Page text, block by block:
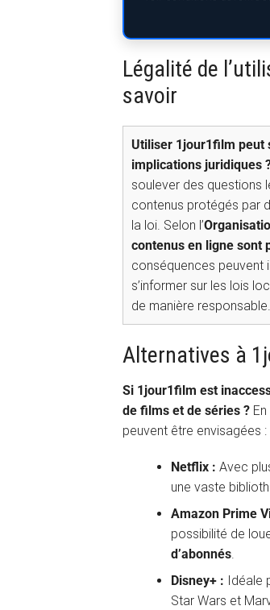
Légalité de
savoir
Utiliser 1jour1film peut
implications juridiques
soulever des questions
contenus protégés par
la loi. Selon l’
contenus en ligne sont
conséquences peuvent
s’informer sur les lois
de manière responsable.
Alternatives à
Si 1jour1film est
de films et de séries ?
peuvent être envisagées :
Netflix : Avec
une vaste
Amazon Prime
possibilité de
d’abonnés.
Disney+ : Idéale
Star Wars et